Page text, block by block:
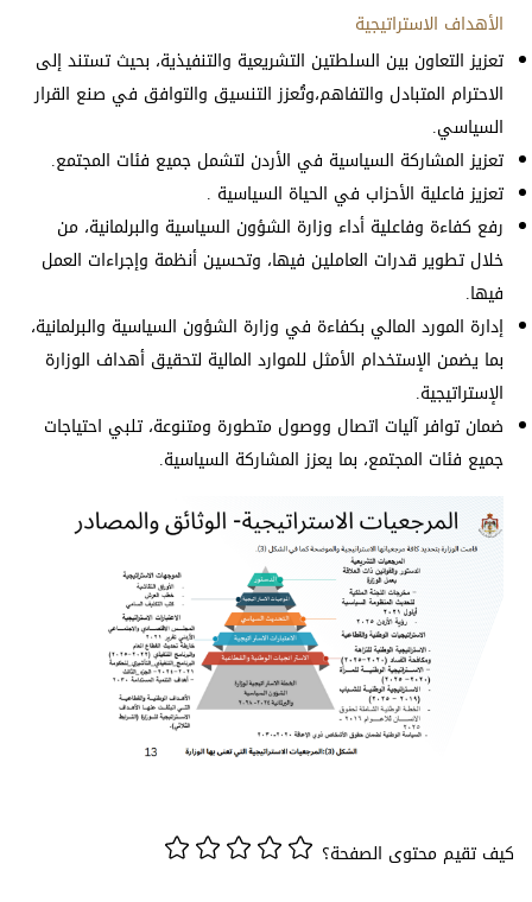
الأهداف الاستراتيجية
تعزيز التعاون بين السلطتين التشريعية والتنفيذية، بحيث تستند إلى
الاحترام المتبادل والتفاهم،وتُعزز التنسيق والتوافق في صنع القرار
السياسي.
تعزيز المشاركة السياسية في الأردن لتشمل جميع فئات المجتمع.
تعزيز فاعلية الأحزاب في الحياة السياسية .
رفع كفاءة وفاعلية أداء وزارة الشؤون السياسية والبرلمانية، من
خلال تطوير قدرات العاملين فيها، وتحسين أنظمة وإجراءات العمل
فيها.
إدارة المورد المالي بكفاءة في وزارة الشؤون السياسية والبرلمانية،
بما يضمن الإستخدام الأمثل للموارد المالية لتحقيق أهداف الوزارة
الإستراتيجية.
ضمان توافر آليات اتصال ووصول متطورة ومتنوعة، تلبي احتياجات
جميع فئات المجتمع، بما يعزز المشاركة السياسية.
كيف تقيم محتوى الصفحة؟